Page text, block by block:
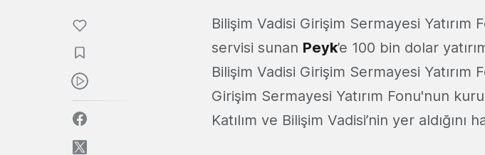
Bilişim Vadisi Girişim Sermayesi
servisi sunan Peyk’e 100 bin dolar
Bilişim Vadisi Girişim Sermayesi Yatırım
Girişim Sermayesi Yatırım Fonu'nun
Katılım ve Bilişim Vadisi’nin yer aldığını